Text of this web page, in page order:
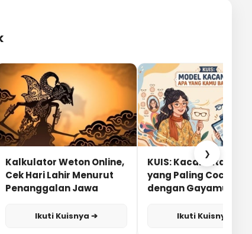
Kalkulator Weton Online,
Cek Hari Lahir Menurut
Penanggalan Jawa
Ikuti Kuisnya ➔
KUIS: Kacamata Apa
yang Paling Cocok
dengan Gayamu?
Ikuti Kuisnya ➔
❯